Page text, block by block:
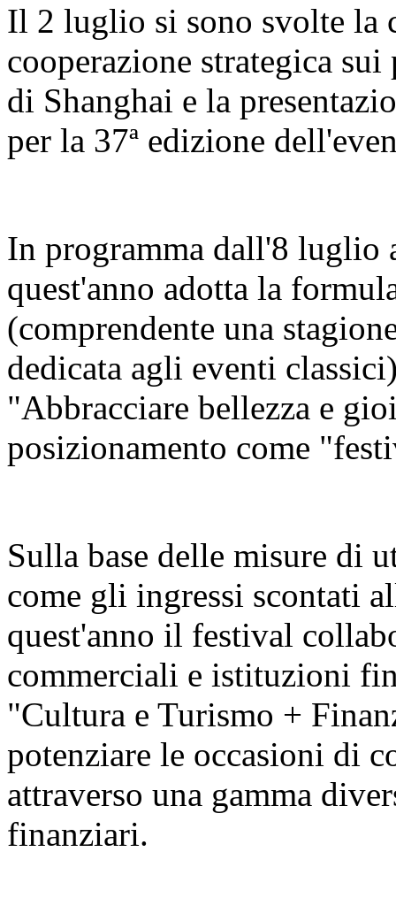
Il 2 luglio si sono svolte la
cooperazione strategica
di Shanghai e la
per la 37ª edizione
In programma dall'8
quest'anno adotta la
(comprendente una
dedicata agli eventi
"Abbracciare bellezza e
posizionamento come
Sulla base delle misure di
come gli ingressi scontati
quest'anno il festival
commerciali e istituzioni
"Cultura e Turismo +
potenziare le occasioni di
attraverso una gamma
finanziari.